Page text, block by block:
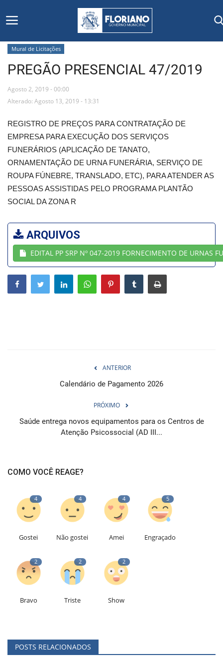
Início
Editais
Floriano
Secretarias e Órgãos
Mural de Licitações
Vídeos
Webmail
Mural de Licitações
PREGÃO PRESENCIAL 47/2019
Agosto 2, 2019 - 00:00
Alterado: Agosto 13, 2019 - 13:31
REGISTRO DE PREÇOS PARA CONTRATAÇÃO DE
EMPRESA PARA EXECUÇÃO DOS SERVIÇOS
FUNERÁRIOS (APLICAÇÃO DE TANATO,
ORNAMENTAÇÃO DE URNA FUNERÁRIA, SERVIÇO DE
ROUPA FÚNEBRE, TRANSLADO, ETC), PARA ATENDER AS
PESSOAS ASSISTIDAS PELO PROGRAMA PLANTÃO
SOCIAL DA ZONA R
ARQUIVOS
EDITAL PP SRP Nº 047-2019 FORNECIMENTO DE URNAS FU
ANTERIOR
Calendário de Pagamento 2026
PRÓXIMO
Saúde entrega novos equipamentos para os Centros de
Atenção Psicossocial (AD III...
COMO VOCÊ REAGE?
4
Gostei
4
Não gostei
4
Amei
5
Engraçado
2
Bravo
2
Triste
2
Show
POSTS RELACIONADOS